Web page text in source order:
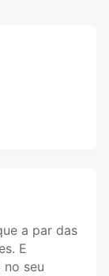
a par das
E
no seu